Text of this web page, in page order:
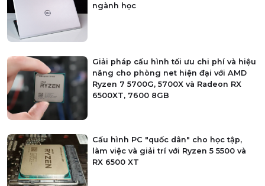
ngành học
Giải pháp cấu hình tối ưu chi phí và hiệu
năng cho phòng net hiện đại với AMD
Ryzen 7 5700G, 5700X và Radeon RX
6500XT, 7600 8GB
Cấu hình PC "quốc dân" cho học tập,
làm việc và giải trí với Ryzen 5 5500 và
RX 6500 XT